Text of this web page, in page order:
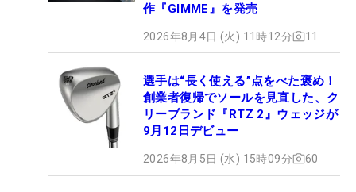
作『GIMME』を発売
2026年8月4日 (火) 11時12分 11
選手は“長く使える”点をべた褒め！
創業者復帰でソールを見直した、ク
リーブランド『RTZ 2』ウェッジが
9月12日デビュー
2026年8月5日 (水) 15時09分 60